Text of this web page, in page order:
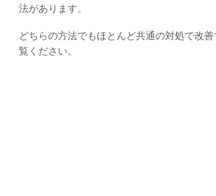
法があります。
どちらの方法でもほとんど共通の対処で改
覧ください。